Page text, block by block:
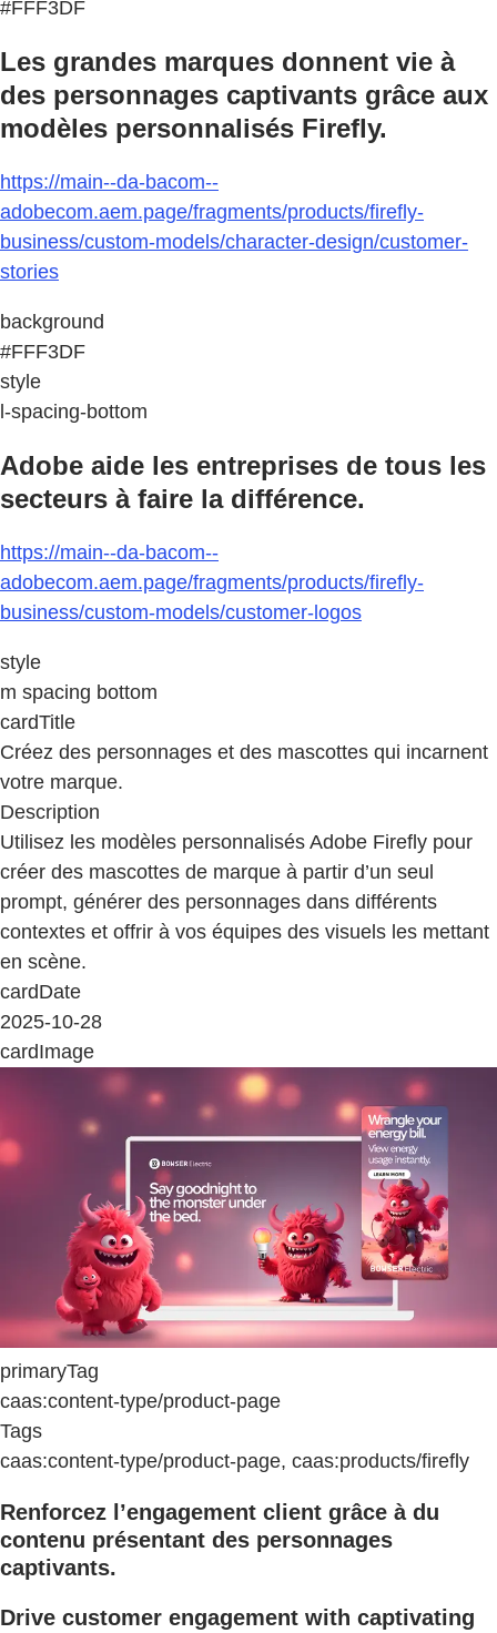
#FFF3DF
Les grandes marques donnent vie à
des personnages captivants grâce aux
modèles personnalisés Firefly.
https://main--da-bacom--
adobecom.aem.page/fragments/products/firefly-
business/custom-models/character-design/customer-
stories
background
#FFF3DF
style
l-spacing-bottom
Adobe aide les entreprises de tous les
secteurs à faire la différence.
https://main--da-bacom--
adobecom.aem.page/fragments/products/firefly-
business/custom-models/customer-logos
style
m spacing bottom
cardTitle
Créez des personnages et des mascottes qui incarnent
votre marque.
Description
Utilisez les modèles personnalisés Adobe Firefly pour
créer des mascottes de marque à partir d’un seul
prompt, générer des personnages dans différents
contextes et offrir à vos équipes des visuels les mettant
en scène.
cardDate
2025-10-28
cardImage
primaryTag
caas:content-type/product-page
Tags
caas:content-type/product-page, caas:products/firefly
Renforcez l’engagement client grâce à du
contenu présentant des personnages
captivants.
Drive customer engagement with captivating